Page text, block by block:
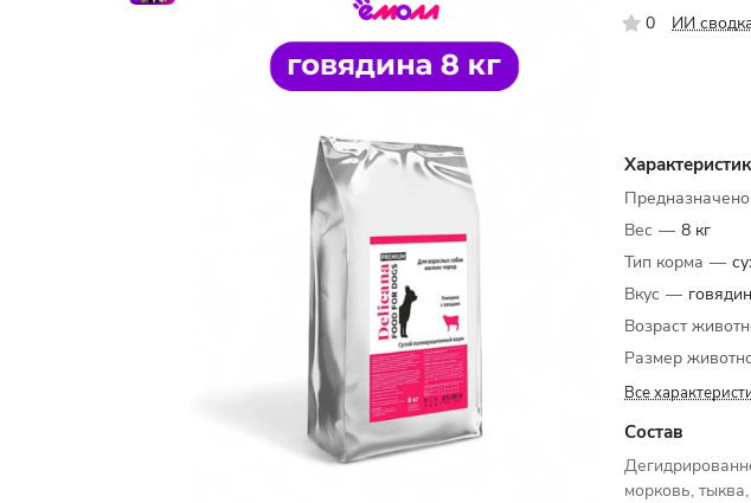
0 ИИ
Предназначено
Вес — 8 кг
Тип корма —
Вкус —
Возраст
Размер
Все
Состав
морковь,